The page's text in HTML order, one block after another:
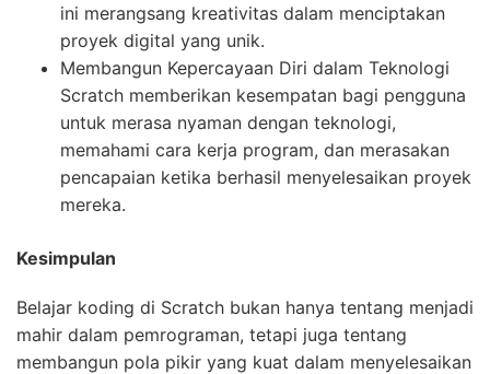
ini merangsang kreativitas dalam menciptakan
proyek digital yang unik.
Membangun Kepercayaan Diri dalam Teknologi
Scratch memberikan kesempatan bagi pengguna
untuk merasa nyaman dengan teknologi,
memahami cara kerja program, dan merasakan
pencapaian ketika berhasil menyelesaikan proyek
mereka.
Kesimpulan
Belajar koding di Scratch bukan hanya tentang menjadi
mahir dalam pemrograman, tetapi juga tentang
membangun pola pikir yang kuat dalam menyelesaikan